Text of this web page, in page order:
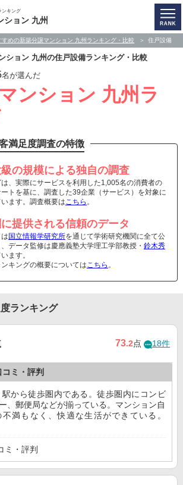
ンキング
ション 九州
すめの新築分譲マンション 九州ランキング・比較 住戸設備
ション 九州の住戸設備ランキング・比較
名が選んだ
ンション 九州ラ
満足度調査の特徴
級の規模による独自の調査
、実際にサービスを利用した1,005名の消費者の
トを基に、調査した39企業（サービス）を対象に
ます。調査概要はこちら 。
提供される信頼のデータ
国立情報学研究所を通じて学術研究機関に全て公
データ監修は慶應義塾大学理工学部教授・ 鈴木秀
ます。
キングの概要についてはこちら 。
ランキング
73.2点 18件
ミ・評判
から徒歩圏内である。徒歩圏内にコンビ
、郵便局などが揃っている。マンション自
満もなく、快適な生活ができている。
ミ・評判